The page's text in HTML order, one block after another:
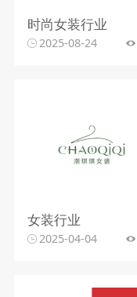
时尚女装行业
2025-08-24
女装行业
2025-04-04